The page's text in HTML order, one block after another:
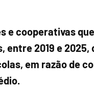
e cooperativas
entre 2019 e
em razão de